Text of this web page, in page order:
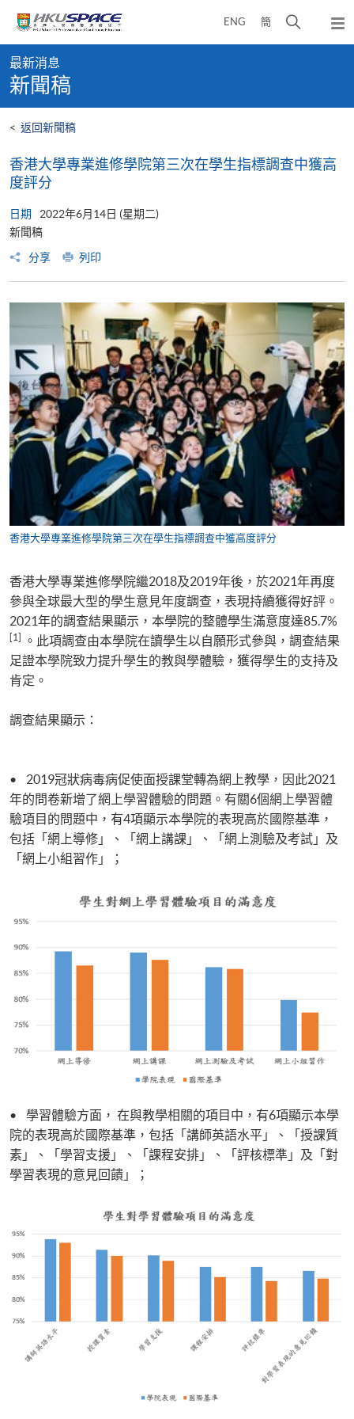
content
ENG 簡
開
彈
出
content
start
最新消息
新聞稿
< 返回新聞稿
香港大學專業進修學院第三次在學生指標調查中獲高
度評分
日期
2022年6月14日 (星期二)
新聞稿
分享
列印
香港大學專業進修學院第三次在學生指標調查中獲高度評分
香港大學專業進修學院繼2018及2019年後，於2021年再度
參與全球最大型的學生意見年度調查，表現持續獲得好評。
2021年的調查結果顯示，本學院的整體學生滿意度達85.7%
[1]
。此項調查由本學院在讀學生以自願形式參與，調查結果
足證本學院致力提升學生的教與學體驗，獲得學生的支持及
肯定。
調查結果顯示：
• 2019冠狀病毒病促使面授課堂轉為網上教學，因此2021
年的問卷新增了網上學習體驗的問題。有關6個網上學習體
驗項目的問題中，有4項顯示本學院的表現高於國際基準，
包括「網上導修」、「網上講課」、「網上測驗及考試」及
「網上小組習作」；
• 學習體驗方面， 在與教學相關的項目中，有6項顯示本學
院的表現高於國際基準，包括「講師英語水平」、「授課質
素」、「學習支援」、「課程安排」、「評核標準」及「對
學習表現的意見回饋」；